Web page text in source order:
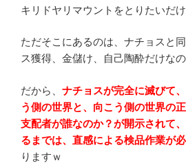
キリドヤリマウントをとりたいだけ
ただそこにあるのは、ナチョスと
ス獲得、金儲け、自己陶酔だけなの
だから、 ナチョスが完全に滅びて
う側の世界と、向こう側の世界の
支配者が誰なのか？が開示されて
るまでは、直感による検品作業が
りますｗ